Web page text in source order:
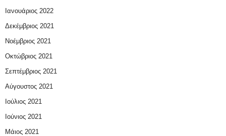
Ιανουάριος 2022
Δεκέμβριος 2021
Νοέμβριος 2021
Οκτώβριος 2021
Σεπτέμβριος 2021
Αύγουστος 2021
Ιούλιος 2021
Ιούνιος 2021
Μάιος 2021